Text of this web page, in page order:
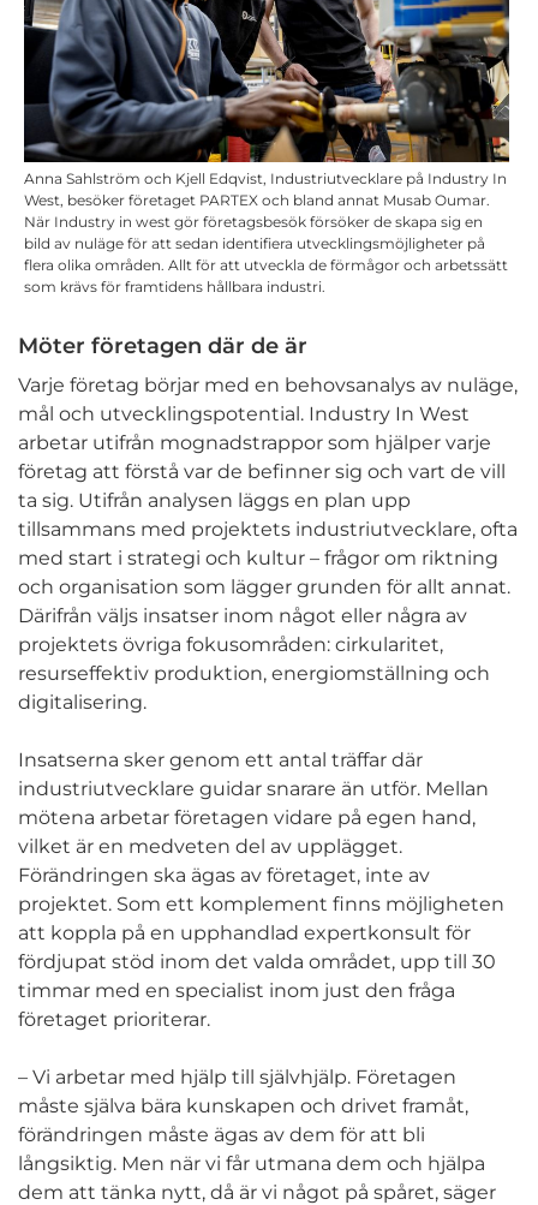
Anna Sahlström och Kjell Edqvist, Industriutvecklare på Industry In
West, besöker företaget PARTEX och bland annat Musab Oumar.
När Industry in west gör företagsbesök försöker de skapa sig en
bild av nuläge för att sedan identifiera utvecklingsmöjligheter på
flera olika områden. Allt för att utveckla de förmågor och arbetssätt
som krävs för framtidens hållbara industri.
Möter företagen där de är
Varje företag börjar med en behovsanalys av nuläge,
mål och utvecklingspotential. Industry In West
arbetar utifrån mognadstrappor som hjälper varje
företag att förstå var de befinner sig och vart de vill
ta sig. Utifrån analysen läggs en plan upp
tillsammans med projektets industriutvecklare, ofta
med start i strategi och kultur ­– frågor om riktning
och organisation som lägger grunden för allt annat.
Därifrån väljs insatser inom något eller några av
projektets övriga fokusområden: cirkularitet,
resurseffektiv produktion, energiomställning och
digitalisering.
Insatserna sker genom ett antal träffar där
industriutvecklare guidar snarare än utför. Mellan
mötena arbetar företagen vidare på egen hand,
vilket är en medveten del av upplägget.
Förändringen ska ägas av företaget, inte av
projektet. Som ett komplement finns möjligheten
att koppla på en upphandlad expertkonsult för
fördjupat stöd inom det valda området, upp till 30
timmar med en specialist inom just den fråga
företaget prioriterar.
– Vi arbetar med hjälp till självhjälp. Företagen
måste själva bära kunskapen och drivet framåt,
förändringen måste ägas av dem för att bli
långsiktig. Men när vi får utmana dem och hjälpa
dem att tänka nytt, då är vi något på spåret, säger